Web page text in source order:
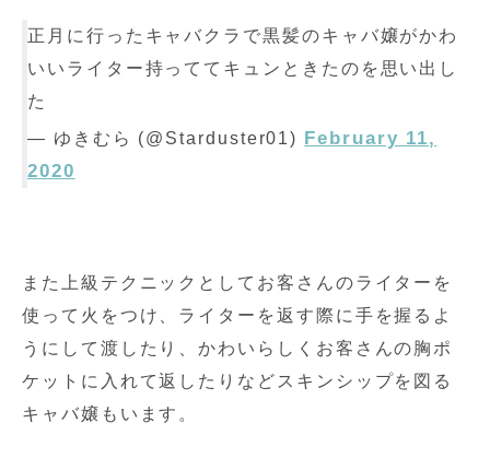
正月に行ったキャバクラで黒髪のキャバ嬢がかわ
いいライター持っててキュンときたのを思い出し
た
— ゆきむら (@Starduster01) February 11,
2020
また上級テクニックとしてお客さんのライターを
使って火をつけ、ライターを返す際に手を握るよ
うにして渡したり、かわいらしくお客さんの胸ポ
ケットに入れて返したりなどスキンシップを図る
キャバ嬢もいます。